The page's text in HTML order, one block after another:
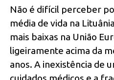
Não é difícil perceber
média de vida na
mais baixas na União
ligeiramente acima da
anos. A inexistência de